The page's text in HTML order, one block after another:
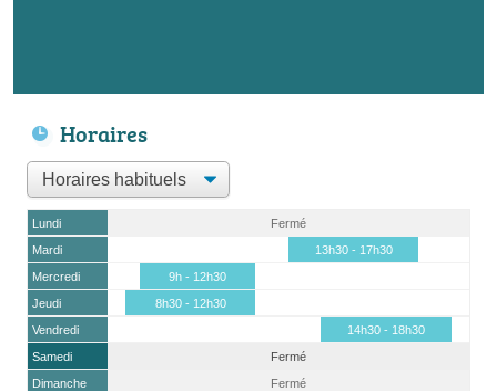
Horaires
Lundi
Fermé
Mardi
13h30 - 17h30
Mercredi
9h - 12h30
Jeudi
8h30 - 12h30
Vendredi
14h30 - 18h30
Samedi
Fermé
Dimanche
Fermé